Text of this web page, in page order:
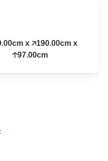
x 🡥190.00cm x
🡡97.00cm